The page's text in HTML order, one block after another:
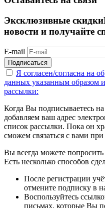
Эксклюзивные скидки
новости и получайте
E-mail
Подписаться
Я согласен/согласна на
данных указанным образом
рассылки:
Когда Вы подписываетесь
добавляем ваш адрес
список рассылки. Пока он
сможем связаться с вами при
Вы всегда можете попросить
Есть несколько способов
После регистрации
отмените подписку в
Воспользуйтесь
письмах, которые Вы